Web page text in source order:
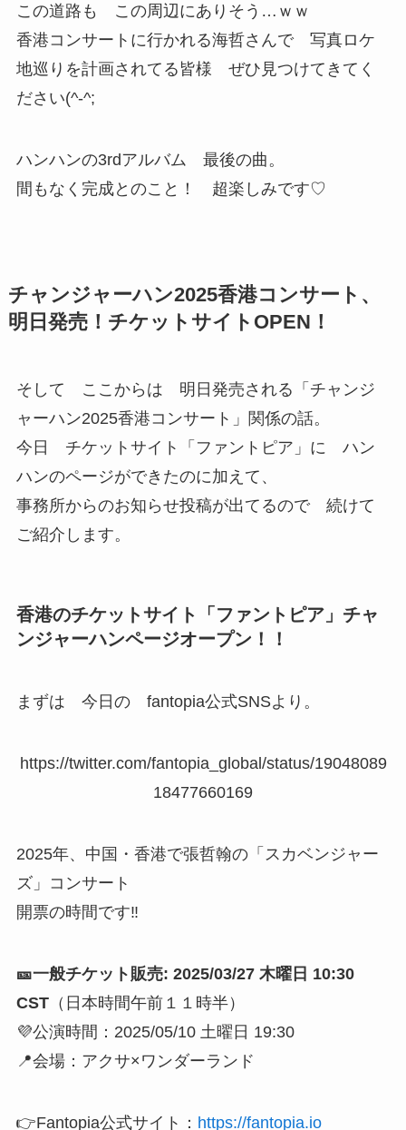
この道路も この周辺にありそう…ｗｗ
香港コンサートに行かれる海哲さんで 写真ロケ
地巡りを計画されてる皆様 ぜひ見つけてきてく
ださい(^-^;
ハンハンの3rdアルバム 最後の曲。
間もなく完成とのこと！ 超楽しみです♡
チャンジャーハン2025香港コンサート、
明日発売！チケットサイトOPEN！
そして ここからは 明日発売される「チャンジ
ャーハン2025香港コンサート」関係の話。
今日 チケットサイト「ファントピア」に ハン
ハンのページができたのに加えて、
事務所からのお知らせ投稿が出てるので 続けて
ご紹介します。
香港のチケットサイト「ファントピア」チャ
ンジャーハンページオープン！！
まずは 今日の fantopia公式SNSより。
https://twitter.com/fantopia_global/status/19048089
18477660169
2025年、中国・香港で張哲翰の「スカベンジャー
ズ」コンサート
開票の時間です‼️
🎫一般チケット販売: 2025/03/27 木曜日 10:30
CST（日本時間午前１１時半）
💜公演時間：2025/05/10 土曜日 19:30
📍会場：アクサ×ワンダーランド
👉Fantopia公式サイト： https://fantopia.io